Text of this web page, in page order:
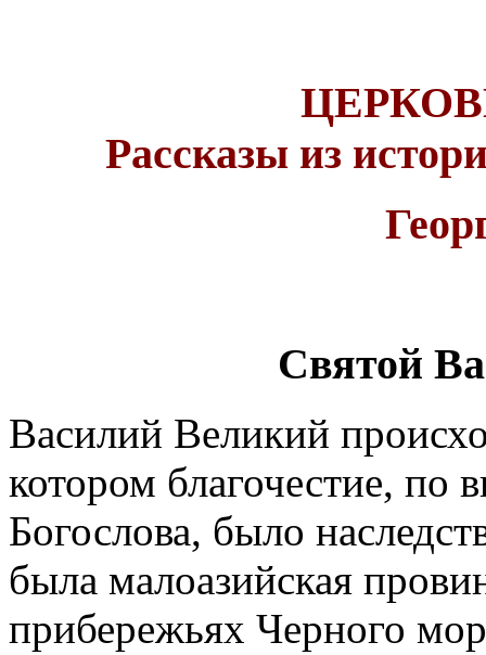
Рассказы из
Святой
Василий Великий
котором благочестие,
Богослова, было
была малоазийская
прибережьях Черного